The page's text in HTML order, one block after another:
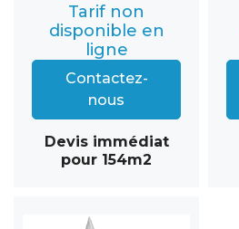
Tarif non
disponible en
ligne
Contactez-
nous
Devis immédiat
pour 154m2